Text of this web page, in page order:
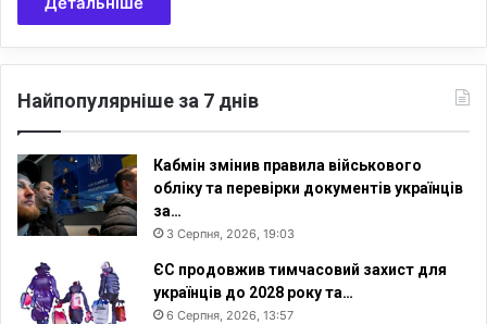
Найпопулярніше за 7 днів
Кабмін змінив правила військового
обліку та перевірки документів українців
за…
3 Серпня, 2026, 19:03
ЄС продовжив тимчасовий захист для
українців до 2028 року та…
6 Серпня, 2026, 13:57